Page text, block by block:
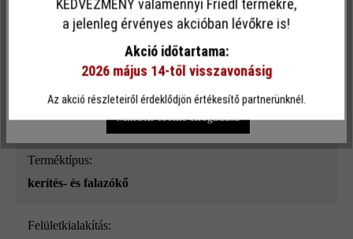
Felületi struktúra:
Szín:
szürke_ModulusPur
Terméktípus:
kerítés- és falazókő
Felületkialakítás:
Ez a webhely cookie-kat használ, hogy a lehető legjobb
funkcionalitást kínálja Önnek...További információ
Egyéni beállítások Csak funkcionális cookie elfogadása
Minden cookie elfogadása
KEDVEZMÉNY valamennyi Friedl termékre,
a jelenleg érvényes akcióban lévőkre is!
Akció időtartama:
2026 május 14-től visszavonásig
Az akció részleteiről érdeklődjön értékesítő partnerünknél.